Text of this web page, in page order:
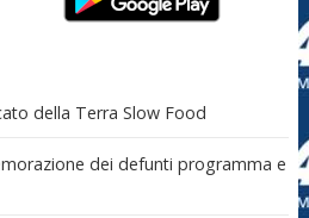
della Terra Slow Food
dei defunti programma e